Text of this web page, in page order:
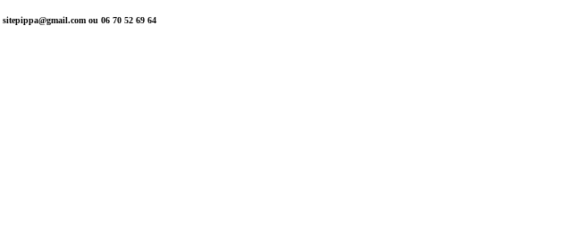
sitepippa@gmail.com ou 06 70 52 69 64